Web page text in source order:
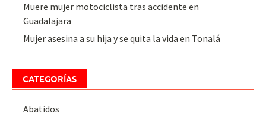
Muere mujer motociclista tras accidente en
Guadalajara
Mujer asesina a su hija y se quita la vida en Tonalá
CATEGORÍAS
Abatidos